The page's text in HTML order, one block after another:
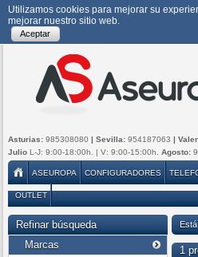
Utilizamos cookies para mejorar su
mejorar nuestro sitio web.
Aceptar
Asturias: 985308080 | Sevilla: 954187063 |
Julio L-J: 9:00-18:00h. | V: 9:00-15:00h. Agosto:
ASEUROPA CONFIGURADORES
OUTLET
Refinar búsqueda
Marcas
1